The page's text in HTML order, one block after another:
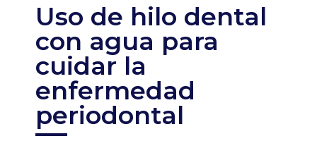
Uso de hilo dental
con agua para
cuidar la
enfermedad
periodontal